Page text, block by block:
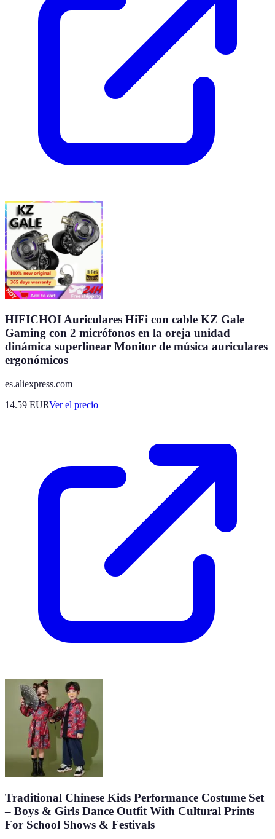
HIFICHOI Auriculares HiFi con cable KZ Gale
Gaming con 2 micrófonos en la oreja unidad
dinámica superlinear Monitor de música auriculares
ergonómicos
es.aliexpress.com
14.59 EURVer el precio
Traditional Chinese Kids Performance Costume Set
– Boys & Girls Dance Outfit With Cultural Prints
For School Shows & Festivals​